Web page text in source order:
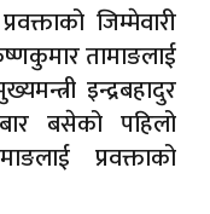
जिम्मेवारी
तामाङलाई
इन्द्रबहादुर
बसेको पहिलो
प्रवक्ताको